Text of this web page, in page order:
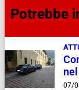
Potrebbe
07/